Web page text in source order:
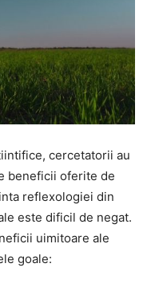
cercetatorii au
beneficii oferite de
reflexologiei din
este dificil de negat.
uimitoare ale
goale: